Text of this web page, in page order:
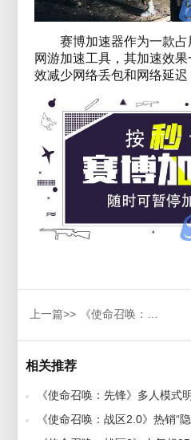
赛博加速器作为一款
网游加速工具，其加速效
效减少网络丢包和网络延迟
上一篇>> 《使命召唤：战区2》Steam玩家数突破40万这么火，赛博加速器告别进不去闪退问题
相关推荐